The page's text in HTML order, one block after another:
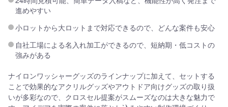
進めやすい
小ロットから大ロットまで対応できるので、どんな案件も安心
自社工場による名入れ加工ができるので、短納期・低コストの
強みがある
ナイロンワッシャーグッズのラインナップに加えて、セットする
ことで効果的なアクリルグッズやアウトドア向けグッズの取り扱
いが多彩なので、クロスセル提案がスムーズなのは大きな魅力で